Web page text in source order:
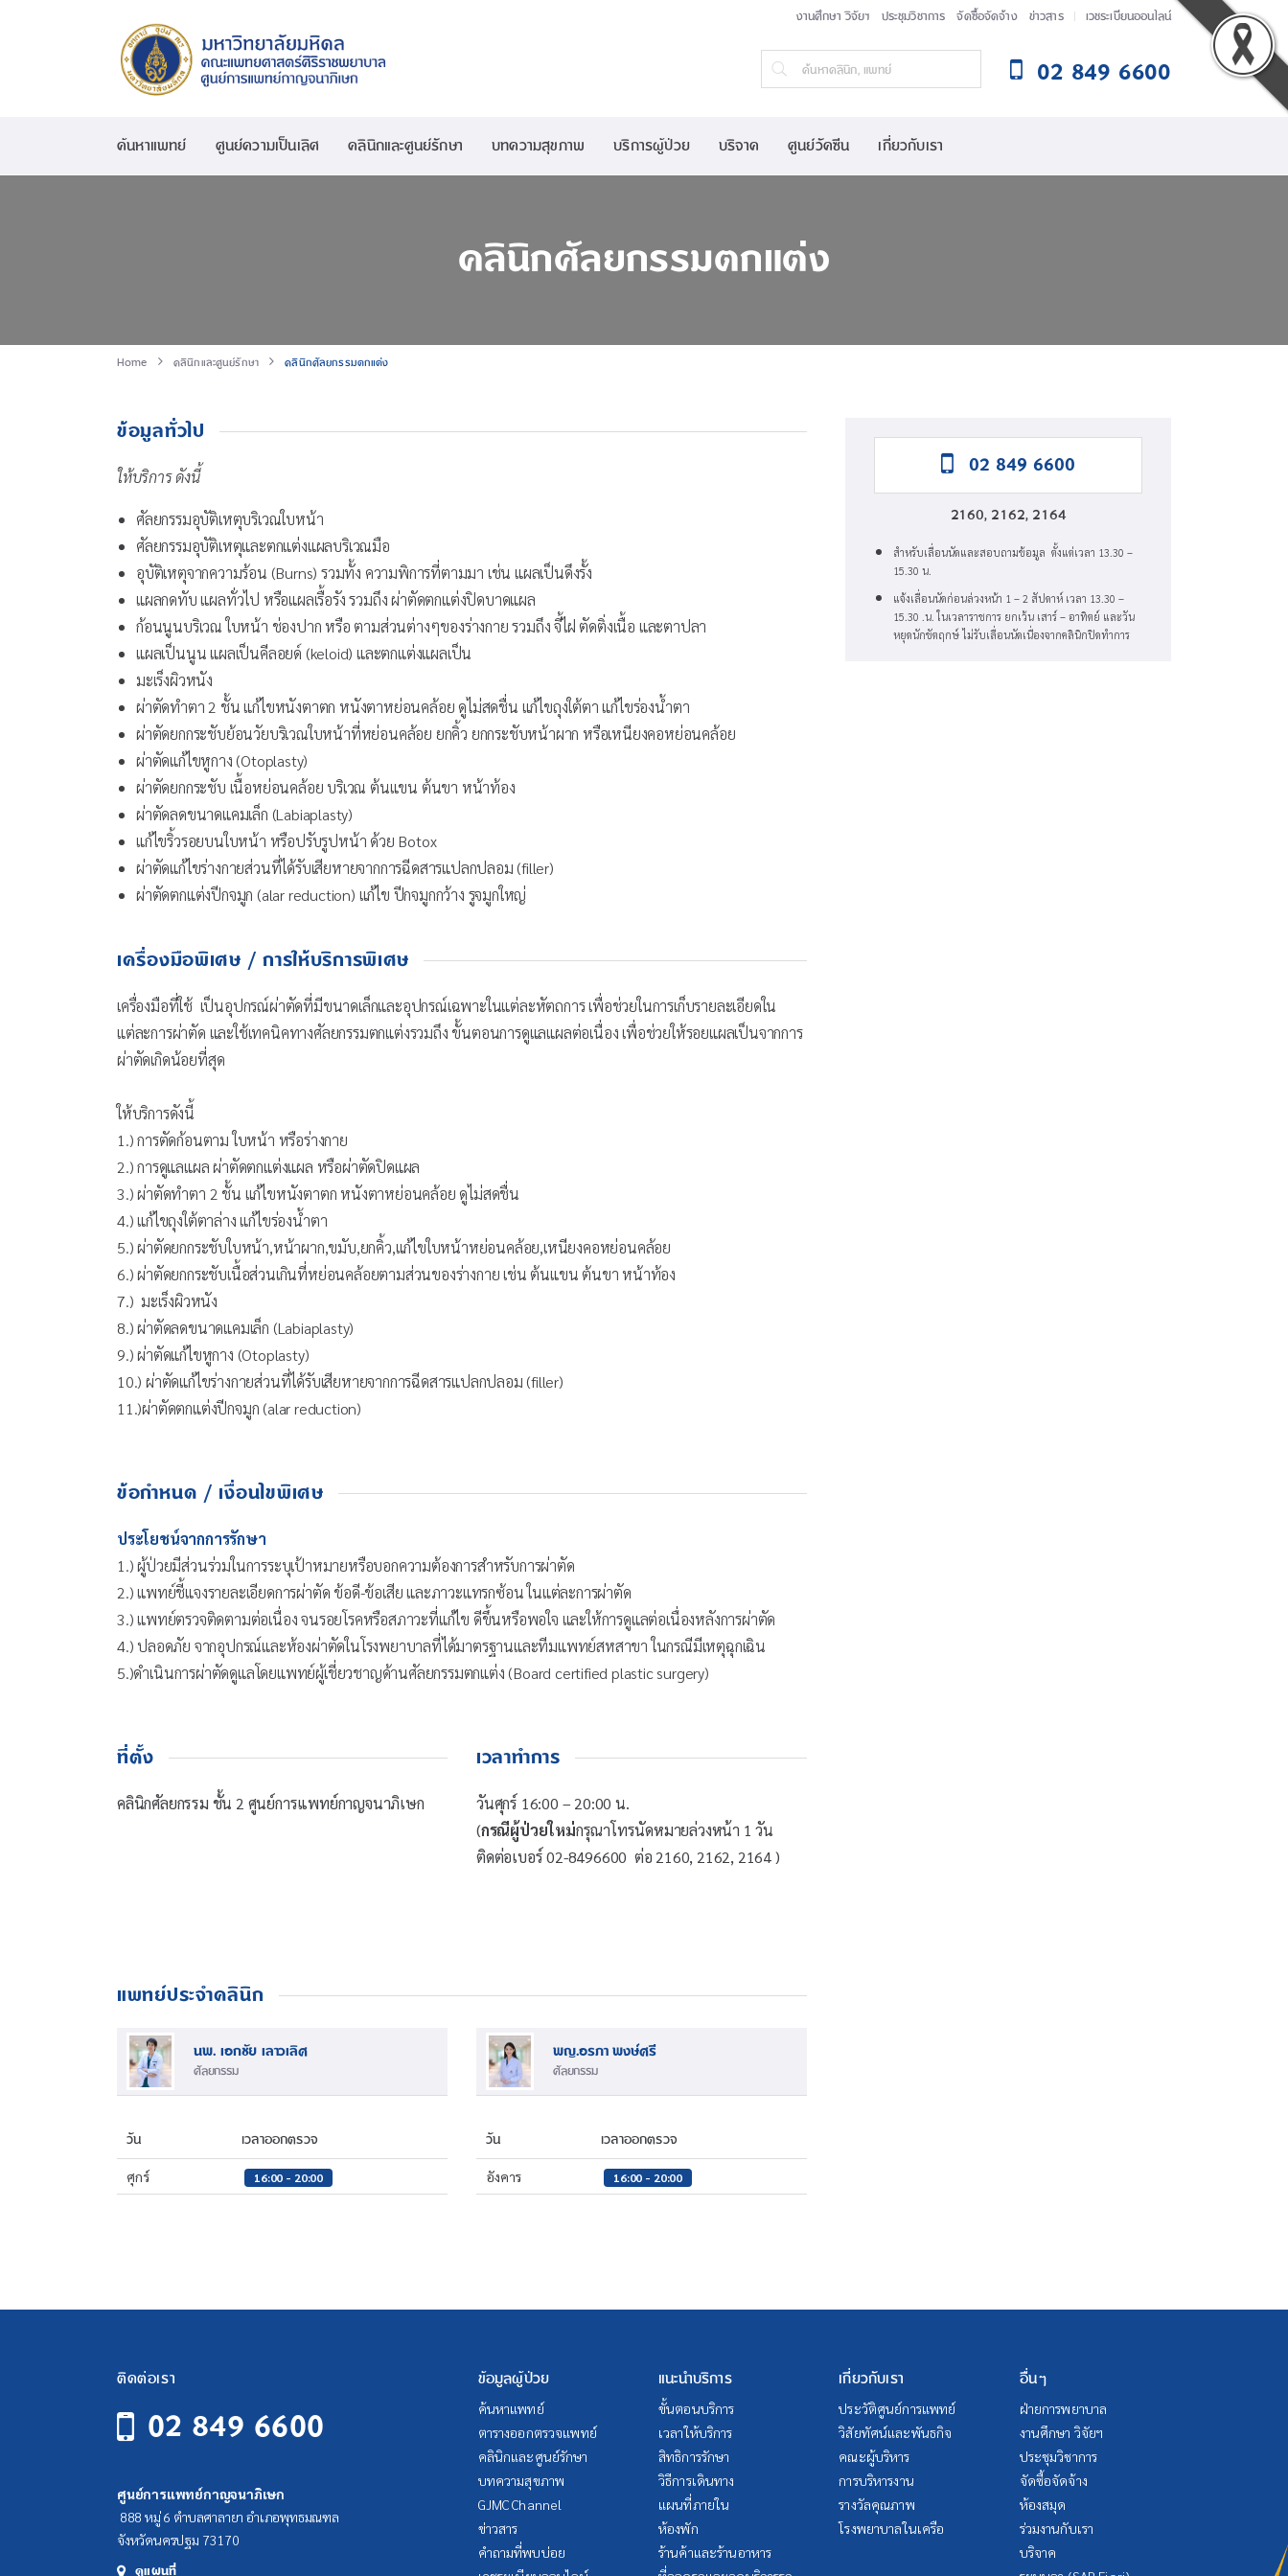
งานศึกษา วิจัยฯ ประชุมวิชาการ จัดซื้อจัดจ้าง ข่าวสาร เวชระเบียนออนไลน์
02 849 6600
ค้นหาแพทย์ ศูนย์ความเป็นเลิศ คลินิกและศูนย์รักษา บทความสุขภาพ บริการผู้ป่วย บริจาค ศูนย์วัคซีน เกี่ยวกับเรา
คลินิกศัลยกรรมตกแต่ง
Home คลินิกและศูนย์รักษา คลินิกศัลยกรรมตกแต่ง
ข้อมูลทั่วไป
ให้บริการ ดังนี้
ศัลยกรรมอุบัติเหตุบริเวณใบหน้า
ศัลยกรรมอุบัติเหตุและตกแต่งแผลบริเวณมือ
อุบัติเหตุจากความร้อน (Burns) รวมทั้ง ความพิการที่ตามมา เช่น แผลเป็นดึงรั้ง
แผลกดทับ แผลทั่วไป หรือแผลเรื้อรัง รวมถึง ผ่าตัดตกแต่งปิดบาดแผล
ก้อนนูนบริเวณ ใบหน้า ช่องปาก หรือ ตามส่วนต่างๆของร่างกาย รวมถึง จี้ไฝ ตัดติ่งเนื้อ และตาปลา
แผลเป็นนูน แผลเป็นคีลอยด์ (keloid) และตกแต่งแผลเป็น
มะเร็งผิวหนัง
ผ่าตัดทำตา 2 ชั้น แก้ไขหนังตาตก หนังตาหย่อนคล้อย ดูไม่สดชื่น แก้ไขถุงใต้ตา แก้ไขร่องน้ำตา
ผ่าตัดยกกระชับย้อนวัยบริเวณใบหน้าที่หย่อนคล้อย ยกคิ้ว ยกกระชับหน้าผาก หรือเหนียงคอหย่อนคล้อย
ผ่าตัดแก้ไขหูกาง (Otoplasty)
ผ่าตัดยกกระชับ เนื้อหย่อนคล้อย บริเวณ ต้นแขน ต้นขา หน้าท้อง
ผ่าตัดลดขนาดแคมเล็ก (Labiaplasty)
แก้ไขริ้วรอยบนใบหน้า หรือปรับรูปหน้า ด้วย Botox
ผ่าตัดแก้ไขร่างกายส่วนที่ได้รับเสียหายจากการฉีดสารแปลกปลอม (filler)
ผ่าตัดตกแต่งปีกจมูก (alar reduction) แก้ไข ปีกจมูกกว้าง รูจมูกใหญ่
เครื่องมือพิเศษ / การให้บริการพิเศษ
เครื่องมือที่ใช้ เป็นอุปกรณ์ผ่าตัดที่มีขนาดเล็กและอุปกรณ์เฉพาะในแต่ละหัตถการ เพื่อช่วยในการเก็บรายละเอียดใน
แต่ละการผ่าตัด และใช้เทคนิคทางศัลยกรรมตกแต่งรวมถึง ขั้นตอนการดูแลแผลต่อเนื่อง เพื่อช่วยให้รอยแผลเป็นจากการ
ผ่าตัดเกิดน้อยที่สุด
ให้บริการดังนี้
1.) การตัดก้อนตาม ใบหน้า หรือร่างกาย
2.) การดูแลแผล ผ่าตัดตกแต่งแผล หรือผ่าตัดปิดแผล
3.) ผ่าตัดทำตา 2 ชั้น แก้ไขหนังตาตก หนังตาหย่อนคล้อย ดูไม่สดชื่น
4.) แก้ไขถุงใต้ตาล่าง แก้ไขร่องน้ำตา
5.) ผ่าตัดยกกระชับใบหน้า,หน้าผาก,ขมับ,ยกคิ้ว,แก้ไขใบหน้าหย่อนคล้อย,เหนียงคอหย่อนคล้อย
6.) ผ่าตัดยกกระชับเนื้อส่วนเกินที่หย่อนคล้อยตามส่วนของร่างกาย เช่น ต้นแขน ต้นขา หน้าท้อง
7.) มะเร็งผิวหนัง
8.) ผ่าตัดลดขนาดแคมเล็ก (Labiaplasty)
9.) ผ่าตัดแก้ไขหูกาง (Otoplasty)
10.) ผ่าตัดแก้ไขร่างกายส่วนที่ได้รับเสียหายจากการฉีดสารแปลกปลอม (filler)
11.)ผ่าตัดตกแต่งปีกจมูก (alar reduction)
ข้อกำหนด / เงื่อนไขพิเศษ
ประโยชน์จากการรักษา
1.) ผู้ป่วยมีส่วนร่วมในการระบุเป้าหมายหรือบอกความต้องการสำหรับการผ่าตัด
2.) แพทย์ชี้แจงรายละเอียดการผ่าตัด ข้อดี-ข้อเสีย และภาวะแทรกซ้อน ในแต่ละการผ่าตัด
3.) แพทย์ตรวจติดตามต่อเนื่อง จนรอยโรคหรือสภาวะที่แก้ไข ดีขึ้นหรือพอใจ และให้การดูแลต่อเนื่องหลังการผ่าตัด
4.) ปลอดภัย จากอุปกรณ์และห้องผ่าตัดในโรงพยาบาลที่ได้มาตรฐานและทีมแพทย์สหสาขา ในกรณีมีเหตุฉุกเฉิน
5.)ดำเนินการผ่าตัดดูแลโดยแพทย์ผู้เชี่ยวชาญด้านศัลยกรรมตกแต่ง (Board certified plastic surgery)
ที่ตั้ง
คลินิกศัลยกรรม ชั้น 2 ศูนย์การแพทย์กาญจนาภิเษก
เวลาทำการ
วันศุกร์ 16:00 – 20:00 น.
(กรณีผู้ป่วยใหม่กรุณาโทรนัดหมายล่วงหน้า 1วัน
ติดต่อเบอร์02-8496600 ต่อ 2160, 2162, 2164 )
แพทย์ประจำคลินิก
นพ. เอกชัย เลาวเลิศ
ศัลยกรรม
วัน เวลาออกตรวจ
ศุกร์ 16:00 - 20:00
พญ.อรภา พงษ์ศรี
ศัลยกรรม
วัน เวลาออกตรวจ
อังคาร 16:00 - 20:00
02 849 6600
2160, 2162, 2164
สำหรับเลื่อนนัดและสอบถามข้อมูล ตั้งแต่เวลา 13.30 –
15.30 น.
แจ้งเลื่อนนัดก่อนล่วงหน้า 1 – 2 สัปดาห์ เวลา 13.30 –
15.30 .น. ในเวลาราชการ ยกเว้น เสาร์ – อาทิตย์ และวัน
หยุดนักขัตฤกษ์ ไม่รับเลื่อนนัดเนื่องจากคลินิกปิดทำการ
ติดต่อเรา
02 849 6600
ศูนย์การแพทย์กาญจนาภิเษก
888 หมู่ 6 ตำบลศาลายา อำเภอพุทธมณฑล
จังหวัดนครปฐม 73170
ดูแผนที่
ข้อมูลผู้ป่วย
ค้นหาแพทย์
ตารางออกตรวจแพทย์
คลินิกและศูนย์รักษา
บทความสุขภาพ
GJMC Channel
ข่าวสาร
คำถามที่พบบ่อย
แนะนำบริการ
ขั้นตอนบริการ
เวลาให้บริการ
สิทธิการรักษา
วิธีการเดินทาง
แผนที่ภายใน
ห้องพัก
ร้านค้าและร้านอาหาร
เกี่ยวกับเรา
ประวัติศูนย์การแพทย์
วิสัยทัศน์และพันธกิจ
คณะผู้บริหาร
การบริหารงาน
รางวัลคุณภาพ
โรงพยาบาลในเครือ
อื่นๆ
ฝ่ายการพยาบาล
งานศึกษา วิจัยฯ
ประชุมวิชาการ
จัดซื้อจัดจ้าง
ห้องสมุด
ร่วมงานกับเรา
บริจาค